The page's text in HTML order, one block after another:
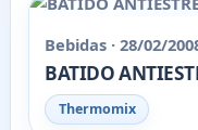
Bebidas · 28/02/
BATIDO
Thermomix